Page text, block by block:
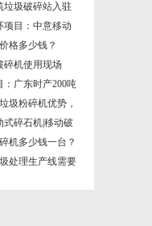
垃圾破碎站入驻
为宝
项目：中意移动
场格多少钱？
碎机使用现场
广东时产200吨
产现场
圾粉碎机优势，
碎石机|移动破
机多少钱一台？
厂家
处理生产线需要